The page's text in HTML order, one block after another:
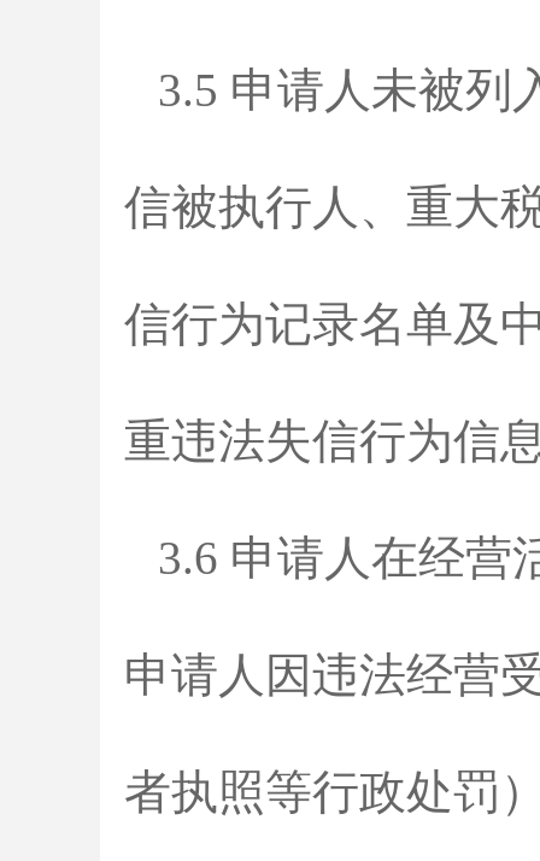
3.5 申请人未被列
信被执行人、重大
信行为记录名单及
重违法失信行为信
3.6 申请人在经营
申请人因违法经营
者执照等行政处罚